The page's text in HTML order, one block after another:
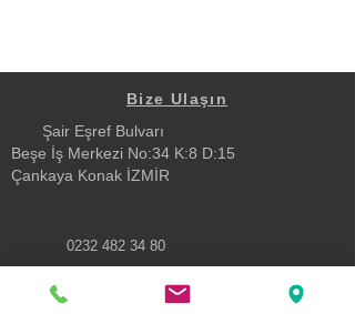
Bize Ulaşın
Şair Eşref Bulvarı
Beşe İş Merkezi No:34 K:8 D:15
Çankaya Konak İZMİR
0232 482 34 80
turev@turev.com.tr